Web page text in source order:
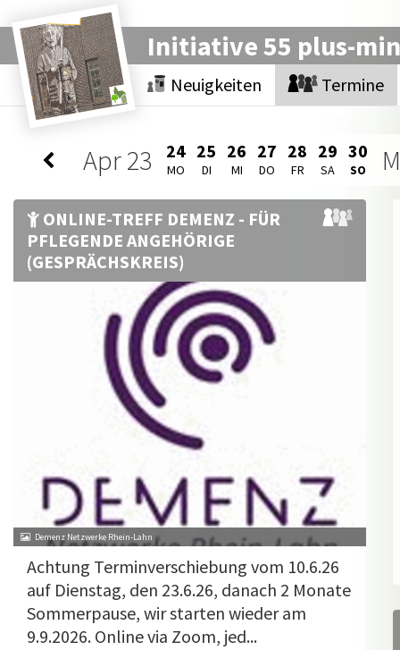
Initiative 55 plus-
Neuigkeiten Termine
Apr23 24
MO
25
DI
26
MI
27
DO
28
FR
29
SA
30
SO
ONLINE-TREFF DEMENZ - FÜR
PFLEGENDE ANGEHÖRIGE
(GESPRÄCHSKREIS)
Demenz Netzwerke Rhein-Lahn
Achtung Terminverschiebung vom 10.6.26
auf Dienstag, den 23.6.26, danach 2 Monate
Sommerpause, wir starten wieder am
9.9.2026. Online via Zoom, jed...